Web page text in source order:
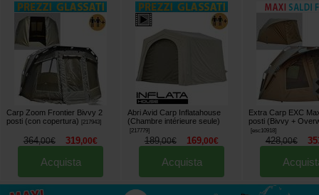
Carp Zoom Frontier Bivvy 2
posti (con copertura)
[217943]
364,00€ 319,00€
Acquista
Abri Avid Carp Inflatahouse
(Chambre intérieure seule)
[217779]
189,00€ 169,00€
Acquista
Extra Carp EXC
posti (Bivvy +
[esc10918]
428,00€